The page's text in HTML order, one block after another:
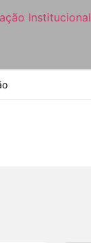
Institucional